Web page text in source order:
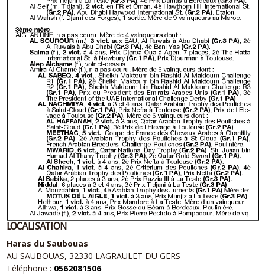
LOCALISATION
Haras du Saubouas
AU SAUBOUAS, 32330 LAGRAULET DU GERS
Téléphone : 0562081506